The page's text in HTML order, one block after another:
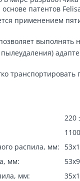
патентов
применением
выполнять
транспортировать
220
1100
распила, мм:
мм:
мм: